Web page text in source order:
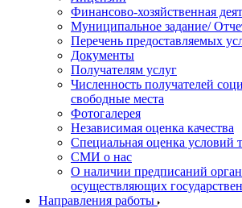
Финансово-хозяйственная
Муниципальное задание/
Перечень предоставляемых
Документы
Получателям услуг
Численность получателей
свободные места
Фотогалерея
Независимая оценка качества
Специальная оценка условий
СМИ о нас
О наличии предписаний
осуществляющих
Направления работы